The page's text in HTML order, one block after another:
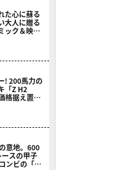
た心に蘇る
大人に贈る
ック＆映画
! 200馬力の
「Z H2
格据え置き
意地。600
スの甲子
ンビの「ス